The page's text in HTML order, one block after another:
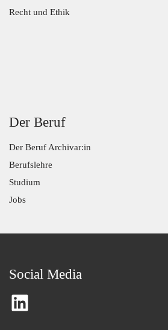
Recht und Ethik
Der Beruf
Der Beruf Archivar:in
Berufslehre
Studium
Jobs
Social Media